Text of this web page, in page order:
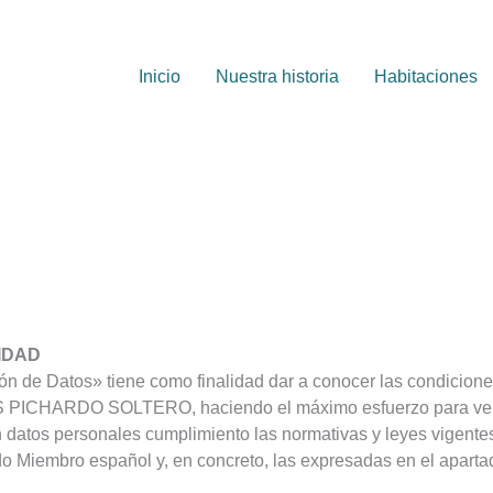
Inicio Nuestra historia Habitaciones
de Datos» tiene como finalidad dar a conocer las
SOLTERO, haciendo el máximo esfuerzo para
personales cumplimiento las normativas y leyes
Miembro español y, en concreto, las expresadas en el